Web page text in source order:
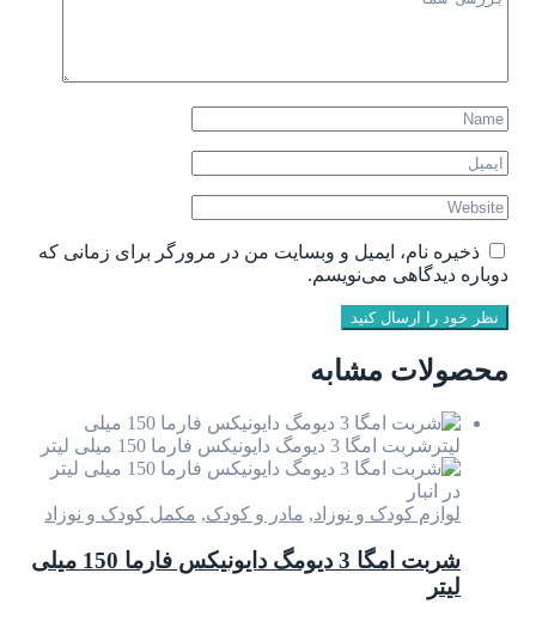
ذخیره نام، ایمیل و وبسایت من در مرورگر برای زمانی که
دوباره دیدگاهی می‌نویسم.
نظر خود را ارسال کنید
محصولات مشابه
در انبار
لوازم کودک و نوزاد, مادر و کودک, مکمل کودک و نوزاد
شربت امگا 3 دیومگ دایونیکس فارما 150 میلی
لیتر